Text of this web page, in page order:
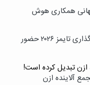
همکاری هوش
چرا هیچ دانشگاه ایرانی در رتبه‌بندی تأثیرگذاری تایمز ۲۰۲۶ حضور
ازن تبدیل کرده است!
آلاینده ازن